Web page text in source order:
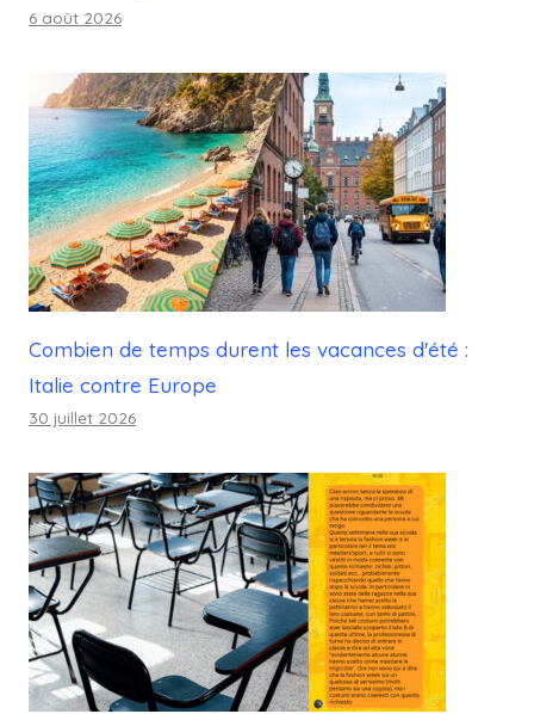
6 août 2026
Combien de temps durent les vacances d'été :
Italie contre Europe
30 juillet 2026